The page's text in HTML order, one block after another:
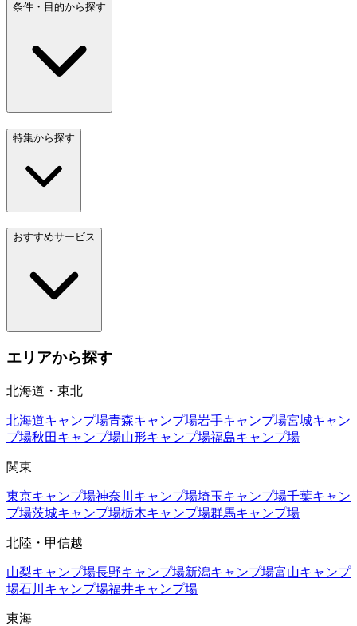
条件・目的から探す
特集から探す
おすすめサービス
エリアから探す
北海道・東北
北海道キャンプ場青森キャンプ場岩手キャンプ場宮城キャン
プ場秋田 キャンプ場山形キャンプ場福島キャンプ場
関東
東京キャンプ場神奈川 キャンプ場埼玉キャンプ場千葉キャン
プ場茨城キャンプ場栃木キャンプ場群馬キャンプ場
北陸・甲信越
山梨キャンプ場長野キャンプ場新潟キャンプ場富山キャンプ
場石川 キャンプ場福井キャンプ場
東海